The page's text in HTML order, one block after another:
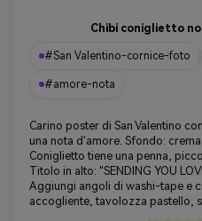
Chibi coniglietto
#San Valentino-cornice-foto
#amore-nota
Carino poster di San Valentino
una nota d'amore. Sfondo:
Coniglietto tiene una penna,
Titolo in alto: "SENDING YOU
Aggiungi angoli di washi-tape e
accogliente, tavolozza pastello,